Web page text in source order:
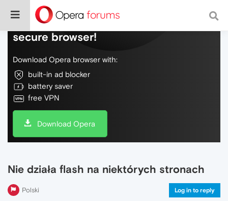
Do more on the web, with a fast and
secure browser!
Download Opera browser with:
built-in ad blocker
battery saver
free VPN
Download Opera
Nie działa flash na niektórych stronach
Polski Log in to reply